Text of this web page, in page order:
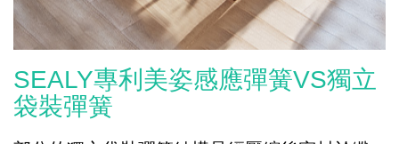
SEALY專利美姿感應彈簧VS獨立
袋裝彈簧